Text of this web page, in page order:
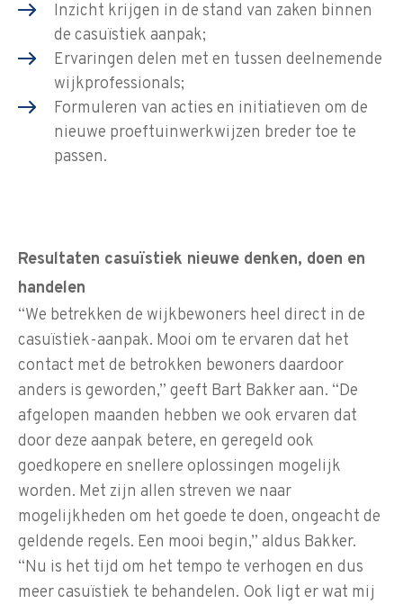
Inzicht krijgen in de stand van zaken binnen
de casuïstiek aanpak;
Ervaringen delen met en tussen deelnemende
wijkprofessionals;
Formuleren van acties en initiatieven om de
nieuwe proeftuinwerkwijzen breder toe te
passen.
Resultaten casuïstiek nieuwe denken, doen en
handelen
“We betrekken de wijkbewoners heel direct in de
casuïstiek-aanpak. Mooi om te ervaren dat het
contact met de betrokken bewoners daardoor
anders is geworden,” geeft Bart Bakker aan. “De
afgelopen maanden hebben we ook ervaren dat
door deze aanpak betere, en geregeld ook
goedkopere en snellere oplossingen mogelijk
worden. Met zijn allen streven we naar
mogelijkheden om het goede te doen, ongeacht de
geldende regels. Een mooi begin,” aldus Bakker.
“Nu is het tijd om het tempo te verhogen en dus
meer casuïstiek te behandelen. Ook ligt er wat mij